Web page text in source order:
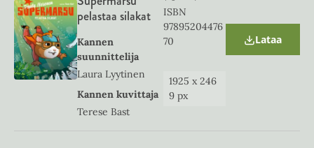
pelastaa silakat
Kannen
suunnittelija
Laura Lyytinen
Kannen kuvittaja
Terese Bast
ISBN
97895204476
70
1925 x246
9 px
O
p
Lataa